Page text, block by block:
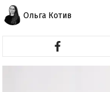
Ольга Котив